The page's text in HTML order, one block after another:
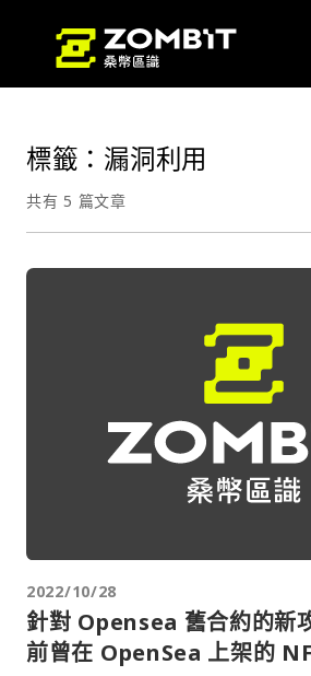
標籤：漏洞利用
共有 5 篇文章
2022/10/28
針對 Opensea 舊合約的新
前曾在 OpenSea 上架的